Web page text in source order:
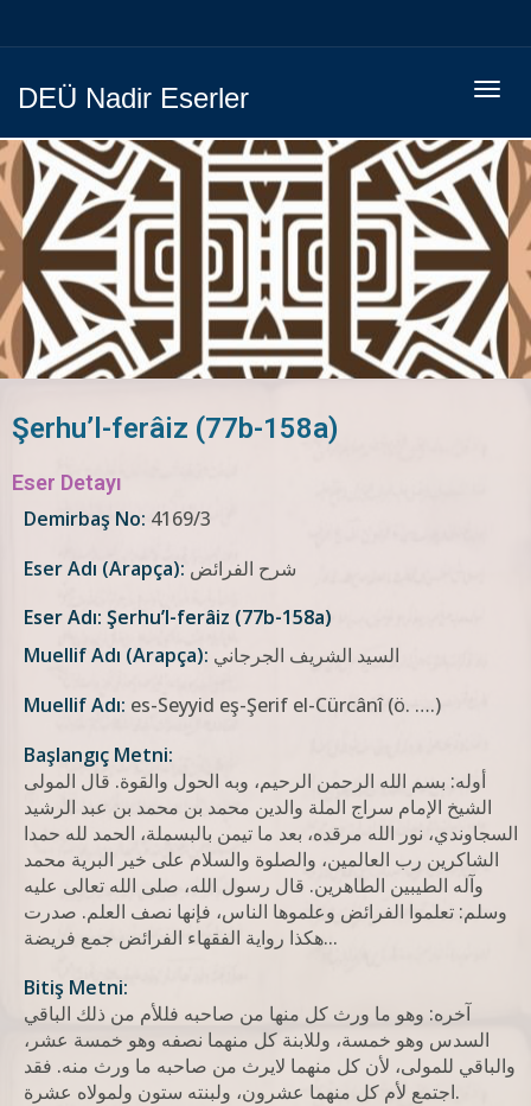
DEÜ Nadir Eserler
Şerhu’l-ferâiz (77b-158a)
Eser Detayı
Demirbaş No: 4169/3
Eser Adı (Arapça): شرح الفرائض
Eser Adı: Şerhu’l-ferâiz (77b-158a)
Muellif Adı (Arapça): السيد الشريف الجرجاني
Muellif Adı: es-Seyyid eş-Şerif el-Cürcânî (ö. ….)
Başlangıç Metni:
أوله: بسم الله الرحمن الرحيم، وبه الحول والقوة. قال المولى
الشيخ الإمام سراج الملة والدين محمد بن محمد بن عبد الرشيد
السجاوندي، نور الله مرقده، بعد ما تيمن بالبسملة، الحمد لله حمدا
الشاكرين رب العالمين، والصلوة والسلام على خير البرية محمد
وآله الطيبين الطاهرين. قال رسول الله، صلى الله تعالى عليه
وسلم: تعلموا الفرائض وعلموها الناس، فإنها نصف العلم. صدرت
هکذا روایة الفقهاء الفرائض جمع فریضة...
Bitiş Metni:
آخره: وهو ما ورث کل منها من صاحبه فللأم من ذلك الباقي
السدس وهو خمسة، وللابنة كل منهما نصفه وهو خمسة عشر،
والباقي للمولى، لأن كل منهما لايرث من صاحبه ما ورث منه. فقد
اجتمع لأم كل منهما عشرون، ولبنته ستون ولمولاه عشرة.